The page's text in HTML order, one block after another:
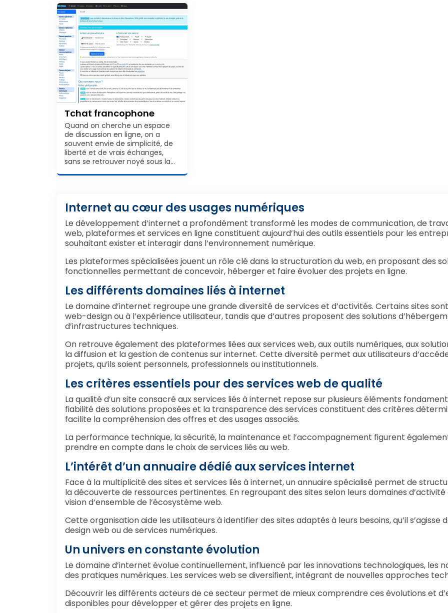
Tchat francophone
Quand on cherche un espace
de discussion en ligne, on a
souvent envie de simplicité, de
liberté et de vrais échanges,
sans se retrouver noyé sous la…
Internet au cœur des usages numériques
Le développement d’internet a profondément transformé les modes de communication, de
web, plateformes et services en ligne constituent aujourd’hui des outils essentiels pour les
souhaitant exister et interagir dans l’environnement numérique.
Les plateformes spécialisées jouent un rôle clé dans la structuration du web, en proposant des
fonctionnelles permettant de concevoir, héberger et faire évoluer des projets en ligne.
Les différents domaines liés à internet
Le domaine d’internet regroupe une grande diversité de services et d’activités. Certains sites
web-design ou à l’expérience utilisateur, tandis que d’autres proposent des solutions
d’infrastructures techniques.
On retrouve également des plateformes liées aux services web, aux outils numériques, aux
la diffusion et la gestion de contenus sur internet. Cette diversité permet aux utilisateurs
projets, qu’ils soient personnels, professionnels ou institutionnels.
Les critères essentiels pour des services web de qualité
La qualité d’un site consacré aux services liés à internet repose sur plusieurs éléments
fiabilité des solutions proposées et la transparence des services constituent des critères
facilite la compréhension des offres et des usages associés.
La performance technique, la sécurité, la maintenance et l’accompagnement figurent
prendre en compte dans le choix de services liés au web.
L’intérêt d’un annuaire dédié aux services internet
Face à la multiplicité des sites et services liés à internet, un annuaire spécialisé permet de
la découverte de ressources pertinentes. En regroupant des sites selon leurs domaines
vision d’ensemble de l’écosystème web.
Cette organisation aide les utilisateurs à identifier des sites adaptés à leurs besoins, qu’il s’agisse
design web ou de services numériques.
Un univers en constante évolution
Le domaine d’internet évolue continuellement, influencé par les innovations technologiques, les
des pratiques numériques. Les services web se diversifient, intégrant de nouvelles approches
Découvrir les différents acteurs de ce secteur permet de mieux comprendre ces évolutions et
disponibles pour développer et gérer des projets en ligne.